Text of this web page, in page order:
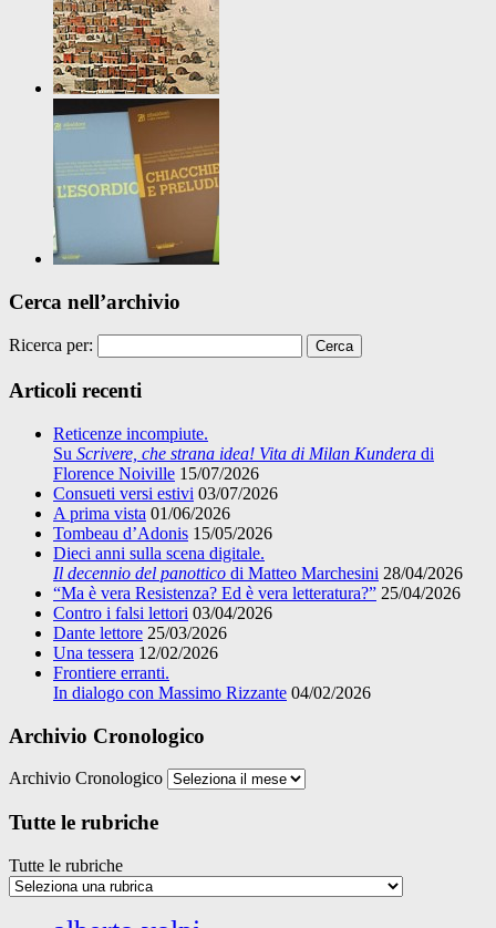
Cerca nell’archivio
Ricerca per:
Articoli recenti
Reticenze incompiute.
Su Scrivere, che strana idea! Vita di Milan Kundera di
Florence Noiville 15/07/2026
Consueti versi estivi 03/07/2026
A prima vista 01/06/2026
Tombeau d’Adonis 15/05/2026
Dieci anni sulla scena digitale.
Il decennio del panottico di Matteo Marchesini 28/04/2026
“Ma è vera Resistenza? Ed è vera letteratura?” 25/04/2026
Contro i falsi lettori 03/04/2026
Dante lettore 25/03/2026
Una tessera 12/02/2026
Frontiere erranti.
In dialogo con Massimo Rizzante 04/02/2026
Archivio Cronologico
Archivio Cronologico
Tutte le rubriche
Tutte le rubriche